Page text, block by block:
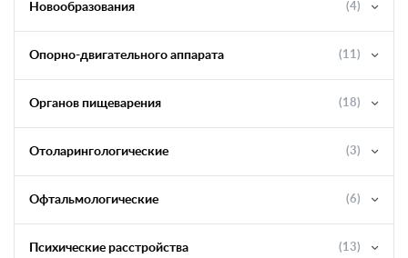
Новообразования (4)
Опорно-двигательного аппарата (11)
Органов пищеварения (18)
Отоларингологические (3)
Офтальмологические (6)
Психические расстройства (13)